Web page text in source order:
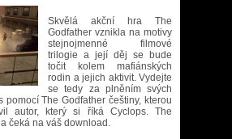
Skvělá akční hra The
Godfather vznikla na motivy
stejnojmenné filmové
trilogie a její děj se bude
točit kolem mafiánských
rodin a jejich aktivit. Vydejte
se tedy za plněním svých
pomocí The Godfather češtiny, kterou
autor, který si říká Cyclops. The
čeká na váš download.